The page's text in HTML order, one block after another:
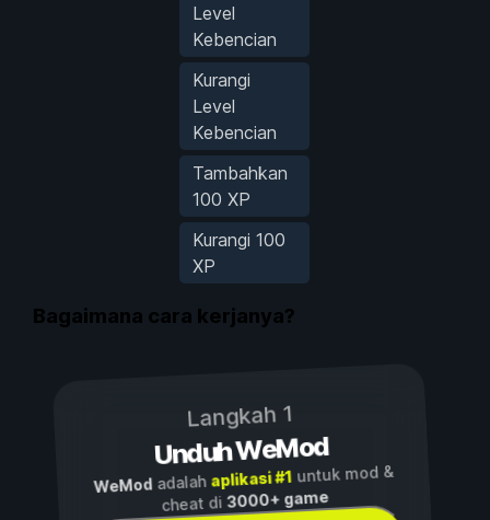
Level
Kebencian
Kurangi
Level
Kebencian
Tambahkan
100 XP
Kurangi 100
XP
Bagaimana cara kerjanya?
Langkah 1
Unduh WeMod
WeModadalah aplikasi #1untuk mod &
cheat di3000+ game